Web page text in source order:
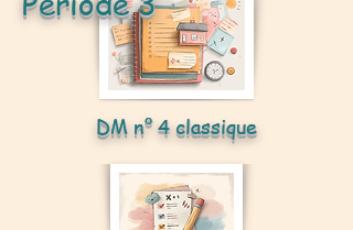
DM n° 4 classique